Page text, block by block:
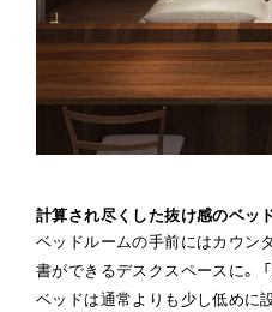
計算され尽くした抜け感のベッ
ベッドルームの手前にはカウン
書ができるデスクスペースに。
ベッドは通常よりも少し低めに